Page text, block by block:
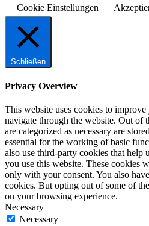
Cookie Einstellungen
Schließen
Privacy Overview
This website uses cookies to
navigate through the website. Out of
are categorized as necessary are
essential for the working of basic
also use third-party cookies that help
you use this website. These cookies
only with your consent. You also
cookies. But opting out of some of
on your browsing experience.
Necessary
Necessary